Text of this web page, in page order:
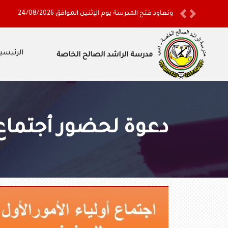
ونعاود فتح المدرسة يوم الإثنين الموافق 24/08/2026
PreviousNext
مدرسة الراشد الصالح الخاصة
دعوة لحضور أجتماع